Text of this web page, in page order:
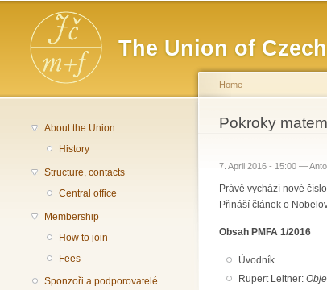
The Union of
Main menu
About the Union
History
Structure, contacts
Central office
Membership
How to join
Fees
Sponzoři a podporovatelé
You are here
Home
Pokroky
7. April 2016 - 15:00 —
Právě vychází nové
Přináší článek o
Obsah PMFA 1/2016
Úvodník
Rupert Leitner: